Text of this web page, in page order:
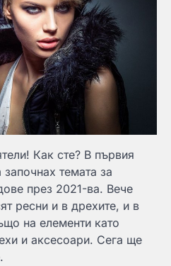
Как сте? В първия
темата за
през 2021-ва. Вече
ресни и в дрехите, и в
на елементи като
и аксесоари. Сега ще